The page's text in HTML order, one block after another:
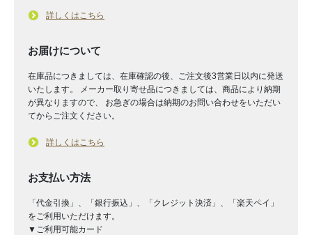
詳しくはこちら
お届けについて
在庫品につきましては、在庫確認の後、ご注文後3営業日以内に発送
いたします。 メーカー取り寄せ品につきましては、商品により納期
が異なりますので、 お急ぎの場合は納期のお問い合わせをいただい
てからご注文ください。
詳しくはこちら
お支払い方法
「代金引換」、「銀行振込」、「クレジット決済」、「楽天ペイ」
をご利用いただけます。
▼ご利用可能カード